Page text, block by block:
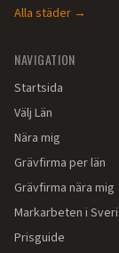
Alla städer →
NAVIGATION
Startsida
Välj Län
Nära mig
Grävfirma per län
Grävfirma nära mig
Markarbeten i
Prisguide